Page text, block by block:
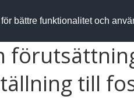
bättre funktionalitet och
till